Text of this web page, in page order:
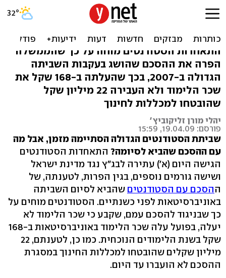
סטודנטים דורשים מבג"ץ:
להקפיא שכר הלימוד
התאחדות הסטודנטים מוחה על כך שהממשלה
הפרה את ההסכם שהושג בעקבות השביתה
הגדולה ב-2007, בכך שהעלתה ב-168 שקל את
שכר הלימוד ולא העבירה 22 מיליון שקל
שהובטחו למכללות לחינוך
יהלי מורן זליקוביץ'
פורסם: 19.04.09, 15:59
שביתת הסטודנטים הגדולה הסתיימה מזמן, אבל מה
עם ההסכם שהביא לסיומה? התאחדות הסטודנטים
הגישה היום (א') עתירה לבג"ץ נגד מדינת ישראל
ושישה גורמים נוספים, בגין הפרות, לטענתה, של
ההסכם עם הסטודנטים שהביא לסיום השביתה
באוניברסיטאות לפני כשנתיים. הסטודנטים מוחים על
כך שבניגוד להסכם עמם, שקבע כי שכר הלימוד לא
יעלה, בפועל עלה שכר הלימוד באוניברסיטאות ב-168
שקל בשנת הלימודים הנוכחית. כמו כן, לטענתם, 22
מיליון שקלים שהובטחו למכללות החינוך במסגרת
ההסכם לא הועברו עד היום.